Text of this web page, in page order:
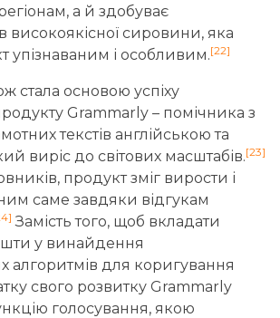
а й здобуває
високоякісної сировини, яка
упізнаваним і особливим.[22]
стала основою успіху
Grammarly – помічника з
текстів англійською та
виріс до світових масштабів.[23]
продукт зміг вирости і
саме завдяки відгукам
Замість того, щоб вкладати
у винайдення
алгоритмів для коригування
свого розвитку Grammarly
голосування, якою